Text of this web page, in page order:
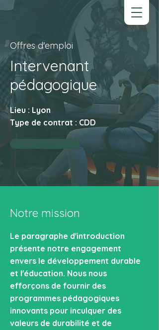
Offres d'emploi
Intervenant
pédagogique
Lieu : Lyon
Type de contrat : CDD
Notre mission
Le paragraphe d'introduction
présente notre engagement
envers le développement durable
et l'éducation. Nous nous
efforçons de fournir des
programmes pédagogiques
innovants pour inculquer des
valeurs de durabilité et de